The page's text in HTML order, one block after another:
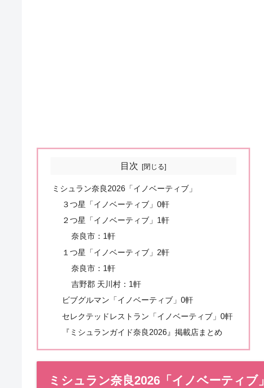
目次
ミシュラン奈良2026「イノベーティブ」
３つ星「イノベーティブ」0軒
２つ星「イノベーティブ」1軒
奈良市：1軒
１つ星「イノベーティブ」2軒
奈良市：1軒
吉野郡 天川村：1軒
ビブグルマン「イノベーティブ」0軒
セレクテッドレストラン「イノベーティブ」0軒
『ミシュランガイド奈良2026』掲載店まとめ
ミシュラン奈良2026「イノベーティブ」